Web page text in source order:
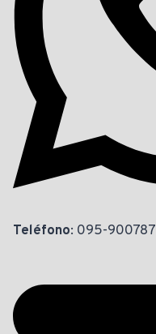
Teléfono: 095-900787